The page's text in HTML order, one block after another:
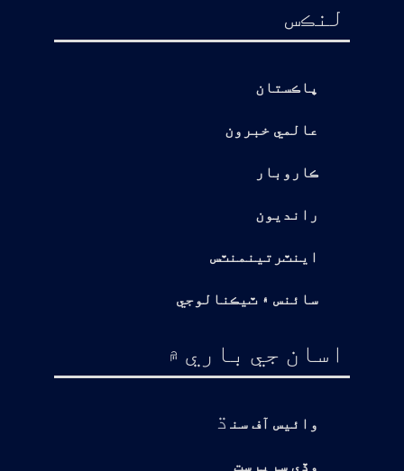
لنڪس
پاڪستان
عالمي خبرون
ڪاروبار
رانديون
اينٽرتينمنٽس
سائنس ۽ ٽيڪنالوجي
اسان جي باري ۾
وائيس آف سن ڌ
وڏي سرپرست